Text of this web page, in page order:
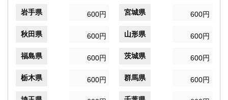
岩手県 600円 宮城県 600円
秋田県 600円 山形県 600円
福島県 600円 茨城県 600円
栃木県 600円 群馬県 600円